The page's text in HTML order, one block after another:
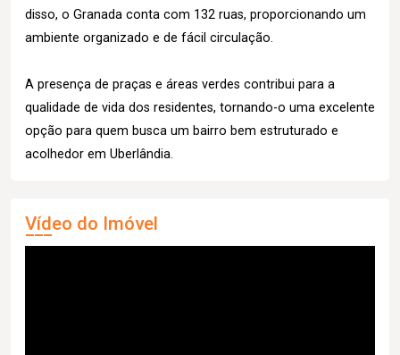
disso, o Granada conta com 132 ruas, proporcionando um
ambiente organizado e de fácil circulação.
A presença de praças e áreas verdes contribui para a
qualidade de vida dos residentes, tornando-o uma excelente
opção para quem busca um bairro bem estruturado e
acolhedor em Uberlândia.
Vídeo do Imóvel